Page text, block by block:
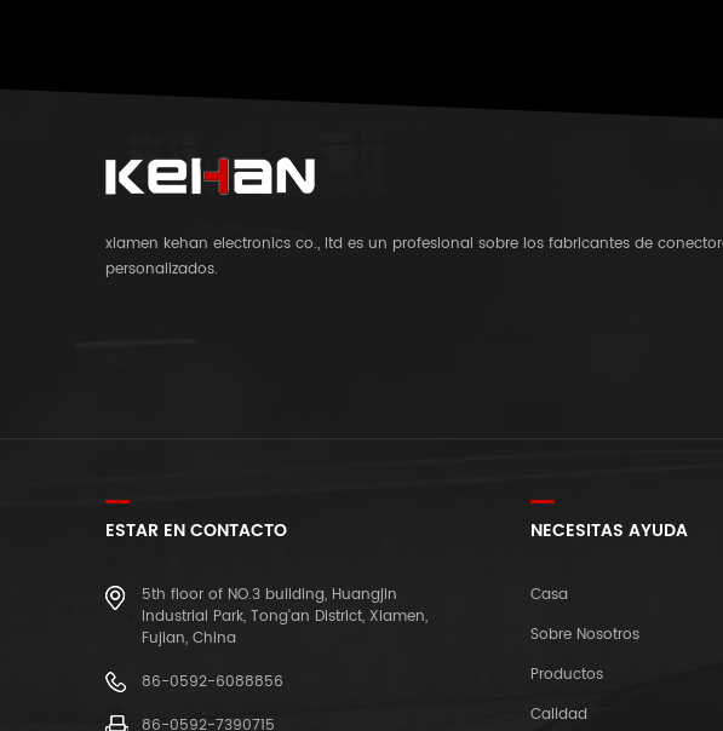
xiamen kehan electronics co., ltd es un profesional sobre los fabricantes de
personalizados.
ESTAR EN CONTACTO
5th floor of NO.3 building, Huangjin
Industrial Park, Tong'an District, Xiamen,
Fujian, China
86-0592-6088856
86-0592-7390715
NECESITAS AYUDA
Casa
Sobre Nosotros
Productos
Calidad